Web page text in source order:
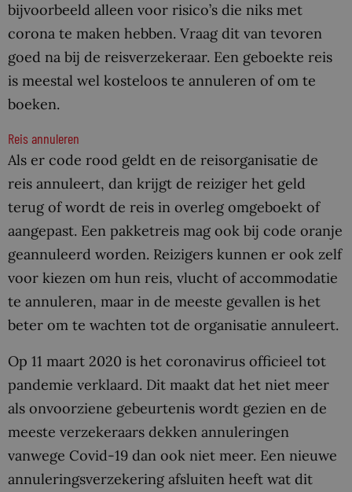
bijvoorbeeld alleen voor risico’s die niks met
corona te maken hebben. Vraag dit van tevoren
goed na bij de reisverzekeraar. Een geboekte reis
is meestal wel kosteloos te annuleren of om te
boeken.
Reis annuleren
Als er code rood geldt en de reisorganisatie de
reis annuleert, dan krijgt de reiziger het geld
terug of wordt de reis in overleg omgeboekt of
aangepast. Een pakketreis mag ook bij code oranje
geannuleerd worden. Reizigers kunnen er ook zelf
voor kiezen om hun reis, vlucht of accommodatie
te annuleren, maar in de meeste gevallen is het
beter om te wachten tot de organisatie annuleert.
Op 11 maart 2020 is het coronavirus officieel tot
pandemie verklaard. Dit maakt dat het niet meer
als onvoorziene gebeurtenis wordt gezien en de
meeste verzekeraars dekken annuleringen
vanwege Covid-19 dan ook niet meer. Een nieuwe
annuleringsverzekering afsluiten heeft wat dit